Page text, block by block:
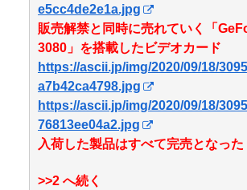
e5cc4de2e1a.jpg
販売解禁と同時に売れていく「
3080」を搭載したビデオカード
https://ascii.jp/img/2020/09/18/
a7b42ca4798.jpg
https://ascii.jp/img/2020/09/18/
76813ee04a2.jpg
入荷した製品はすべて完売となった
>>2 へ続く